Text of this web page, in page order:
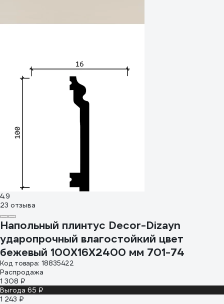
4.9
23 отзыва
Напольный плинтус Decor-Dizayn
ударопрочный влагостойкий цвет
бежевый 100Х16Х2400 мм 701-74
Код товара: 18835422
Распродажа
1 308 ₽
Выгода 65 ₽
1 243 ₽